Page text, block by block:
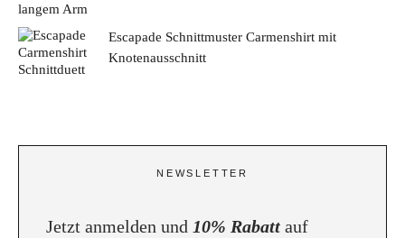
Escapade Schnittmuster Carmenshirt mit
Knotenausschnitt
NEWSLETTER
Jetzt anmelden und 10% Rabatt auf